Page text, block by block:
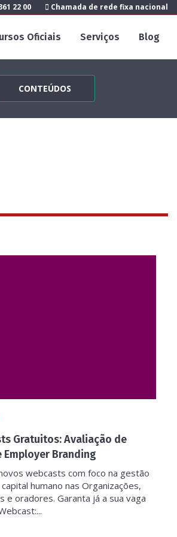
22 00 Chamada de rede fixa nacional
Oficiais Serviços Blog
CONTEÚDOS
Gratuitos: Avaliação de
Employer Branding
webcasts com foco na gestão
humano nas Organizações,
e oradores. Garanta já a sua vaga